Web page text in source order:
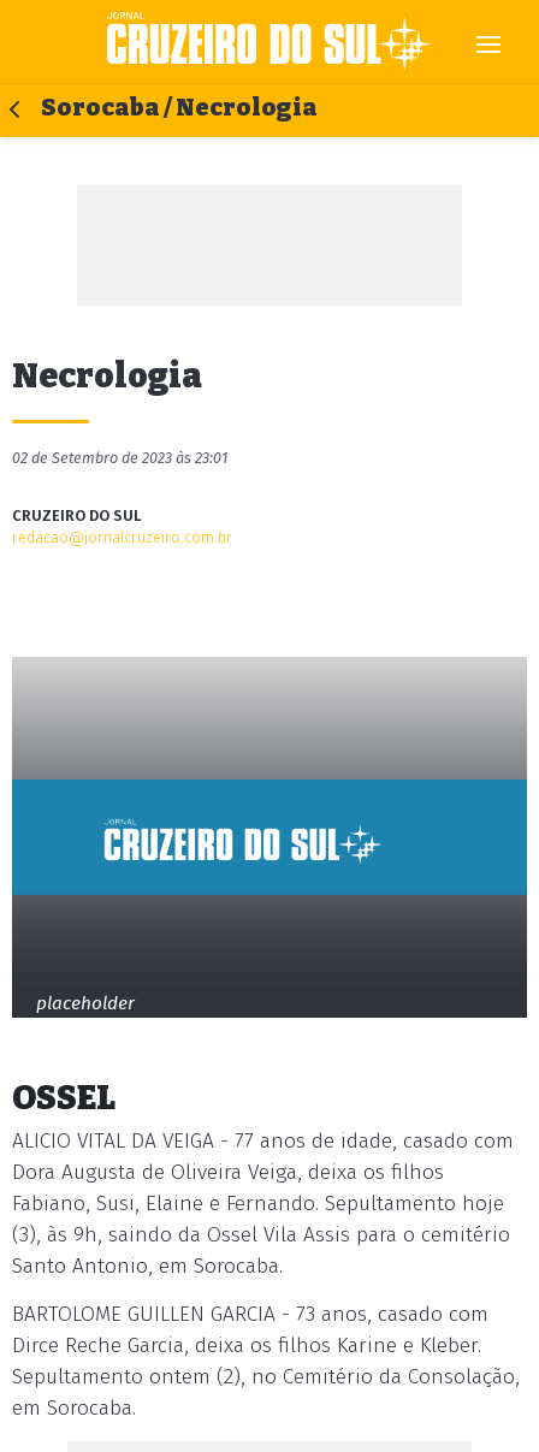
Sorocaba / Necrologia
Necrologia
02 de Setembro de 2023 às 23:01
CRUZEIRO DO SUL
redacao@jornalcruzeiro.com.br
placeholder
OSSEL
ALICIO VITAL DA VEIGA - 77 anos de idade, casado com
Dora Augusta de Oliveira Veiga, deixa os filhos
Fabiano, Susi, Elaine e Fernando. Sepultamento hoje
(3), às 9h, saindo da Ossel Vila Assis para o cemitério
Santo Antonio, em Sorocaba.
BARTOLOME GUILLEN GARCIA - 73 anos, casado com
Dirce Reche Garcia, deixa os filhos Karine e Kleber.
Sepultamento ontem (2), no Cemitério da Consolação,
em Sorocaba.